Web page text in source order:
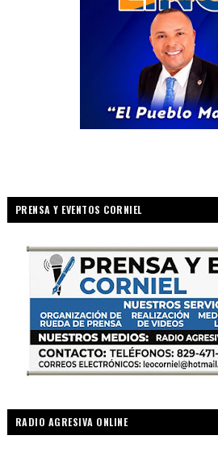
PRENSA Y EVENTOS CORNIEL
RADIO AGRESIVA ONLINE